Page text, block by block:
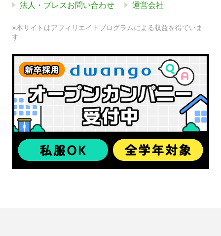
法人・プレスお問い合わせ 運営会社
※本サイトはアフィリエイトプログラムによる収益を得ていま
す